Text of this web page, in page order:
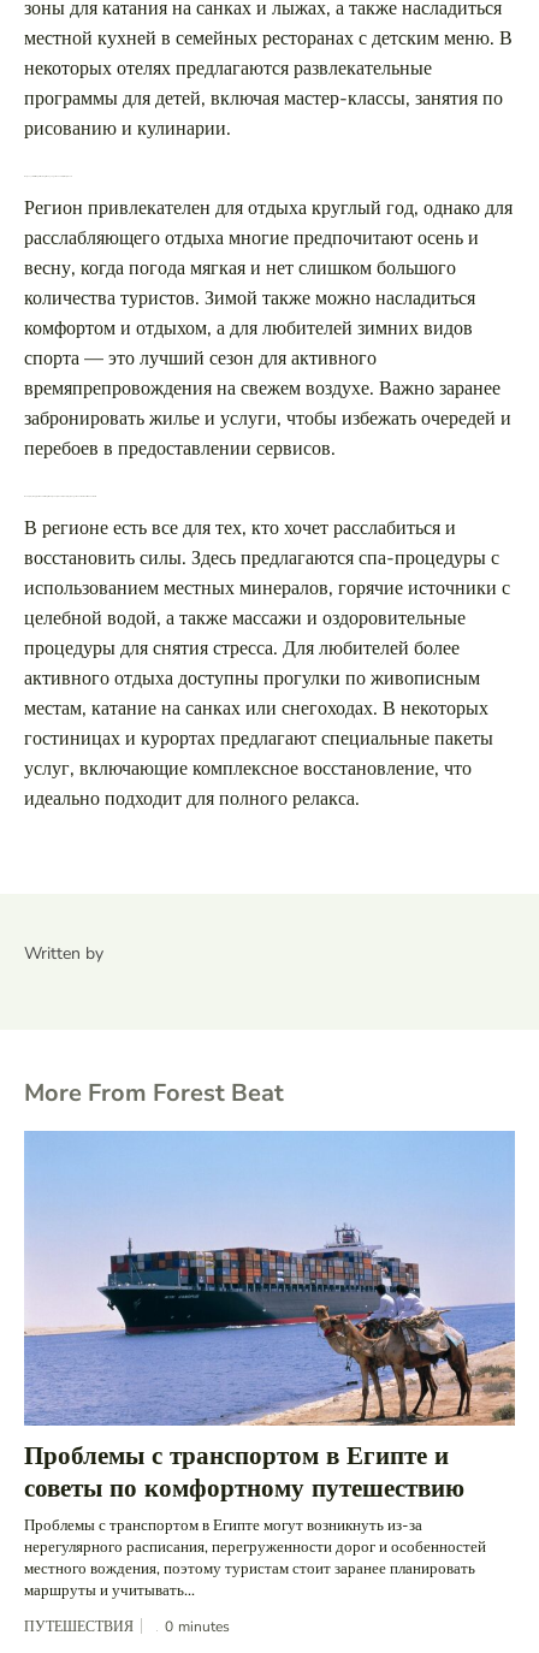
зоны для катания на санках и лыжах, а также насладиться
местной кухней в семейных ресторанах с детским меню. В
некоторых отелях предлагаются развлекательные
программы для детей, включая мастер-классы, занятия по
рисованию и кулинарии.
Регион привлекателен для отдыха круглый год, однако для
расслабляющего отдыха многие предпочитают осень и
весну, когда погода мягкая и нет слишком большого
количества туристов. Зимой также можно насладиться
комфортом и отдыхом, а для любителей зимних видов
спорта — это лучший сезон для активного
времяпрепровождения на свежем воздухе. Важно заранее
забронировать жилье и услуги, чтобы избежать очередей и
перебоев в предоставлении сервисов.
В регионе есть все для тех, кто хочет расслабиться и
восстановить силы. Здесь предлагаются спа-процедуры с
использованием местных минералов, горячие источники с
целебной водой, а также массажи и оздоровительные
процедуры для снятия стресса. Для любителей более
активного отдыха доступны прогулки по живописным
местам, катание на санках или снегоходах. В некоторых
гостиницах и курортах предлагают специальные пакеты
услуг, включающие комплексное восстановление, что
идеально подходит для полного релакса.
Written by
More From Forest Beat
Проблемы с транспортом в Египте и
советы по комфортному путешествию
Проблемы с транспортом в Египте могут возникнуть из-за
нерегулярного расписания, перегруженности дорог и особенностей
местного вождения, поэтому туристам стоит заранее планировать
маршруты и учитывать...
ПУТЕШЕСТВИЯ 0 minutes